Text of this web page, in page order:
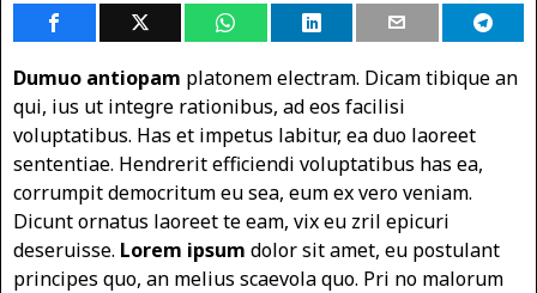
Dumuo antiopam platonem electram. Dicam tibique an
qui, ius ut integre rationibus, ad eos facilisi
voluptatibus. Has et impetus labitur, ea duo laoreet
sententiae. Hendrerit efficiendi voluptatibus has ea,
corrumpit democritum eu sea, eum ex vero veniam.
Dicunt ornatus laoreet te eam, vix eu zril epicuri
deseruisse. Lorem ipsum dolor sit amet, eu postulant
principes quo, an melius scaevola quo. Pri no malorum